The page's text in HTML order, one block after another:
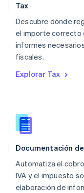
Tax
Descubre dónde
el importe correcto
informes
fiscales.
Explorar Tax
Documentación
Automatiza el
IVA y el impuesto
elaboración de
Malta
English
México
Noruega
English
Polonia
English
Portugal
RAE de Hong
English简体中文
Reino Unido